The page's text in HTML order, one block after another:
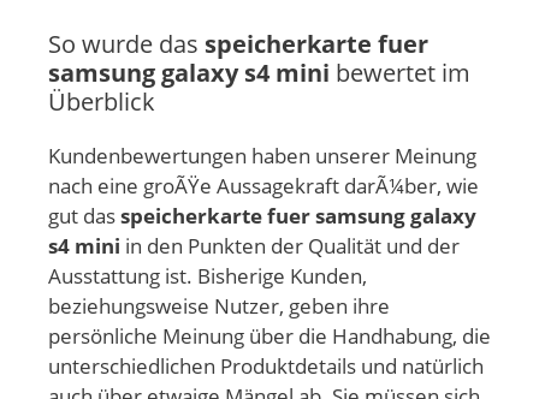
So wurde das speicherkarte fuer
samsung galaxy s4 mini bewertet im
Überblick
Kundenbewertungen haben unserer Meinung
nach eine groÃŸe Aussagekraft darÃ¼ber, wie
gut dasspeicherkarte fuer samsung galaxy
s4 mini in den Punkten der Qualität und der
Ausstattung ist. Bisherige Kunden,
beziehungsweise Nutzer, geben ihre
persönliche Meinung über die Handhabung, die
unterschiedlichen Produktdetails und natürlich